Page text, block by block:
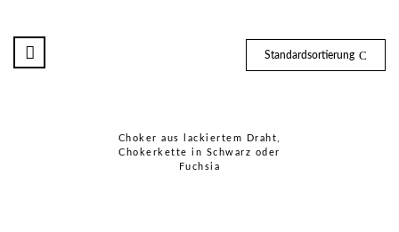
Standardsortierung
Choker aus lackiertem Draht,
Chokerkette in Schwarz oder
Fuchsia